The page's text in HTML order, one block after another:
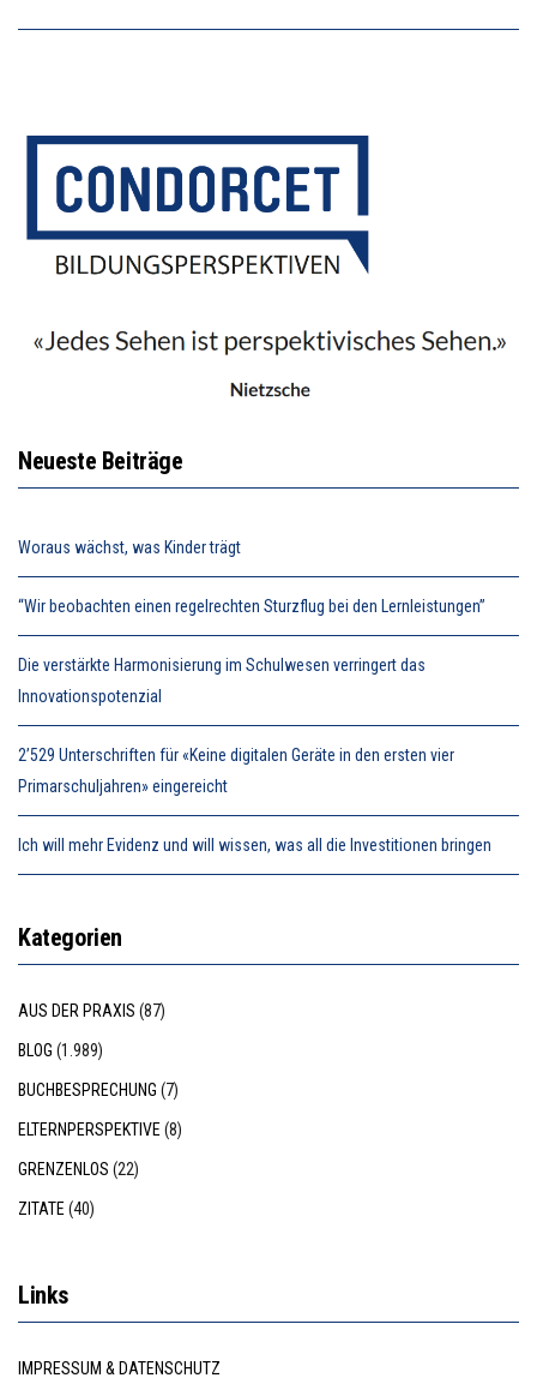
Neueste Beiträge
Woraus wächst, was Kinder trägt
“Wir beobachten einen regelrechten Sturzflug bei den Lernleistungen”
Die verstärkte Harmonisierung im Schulwesen verringert das
Innovationspotenzial
2’529 Unterschriften für «Keine digitalen Geräte in den ersten vier
Primarschuljahren» eingereicht
Ich will mehr Evidenz und will wissen, was all die Investitionen bringen
Kategorien
AUS DER PRAXIS (87)
BLOG (1.989)
BUCHBESPRECHUNG (7)
ELTERNPERSPEKTIVE (8)
GRENZENLOS (22)
ZITATE (40)
Links
IMPRESSUM & DATENSCHUTZ